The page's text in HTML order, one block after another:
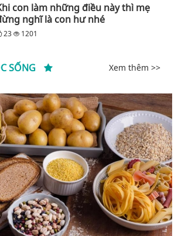
con làm những điều này thì mẹ
nghĩ là con hư nhé
23 1201
SỐNG Xem thêm >>